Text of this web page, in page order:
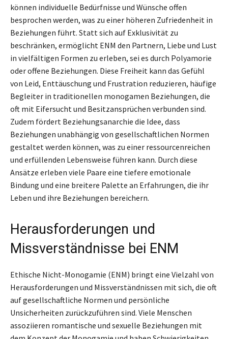
können individuelle Bedürfnisse und Wünsche offen
besprochen werden, was zu einer höheren Zufriedenheit in
Beziehungen führt. Statt sich auf Exklusivität zu
beschränken, ermöglicht ENM den Partnern, Liebe und Lust
in vielfältigen Formen zu erleben, sei es durch Polyamorie
oder offene Beziehungen. Diese Freiheit kann das Gefühl
von Leid, Enttäuschung und Frustration reduzieren, häufige
Begleiter in traditionellen monogamen Beziehungen, die
oft mit Eifersucht und Besitzansprüchen verbunden sind.
Zudem fördert Beziehungsanarchie die Idee, dass
Beziehungen unabhängig von gesellschaftlichen Normen
gestaltet werden können, was zu einer ressourcenreichen
und erfüllenden Lebensweise führen kann. Durch diese
Ansätze erleben viele Paare eine tiefere emotionale
Bindung und eine breitere Palette an Erfahrungen, die ihr
Leben und ihre Beziehungen bereichern.
Herausforderungen und
Missverständnisse bei ENM
Ethische Nicht-Monogamie (ENM) bringt eine Vielzahl von
Herausforderungen und Missverständnissen mit sich, die oft
auf gesellschaftliche Normen und persönliche
Unsicherheiten zurückzuführen sind. Viele Menschen
assoziieren romantische und sexuelle Beziehungen mit